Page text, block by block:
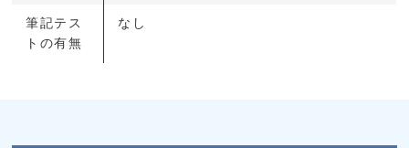
筆記テス
トの有無
なし